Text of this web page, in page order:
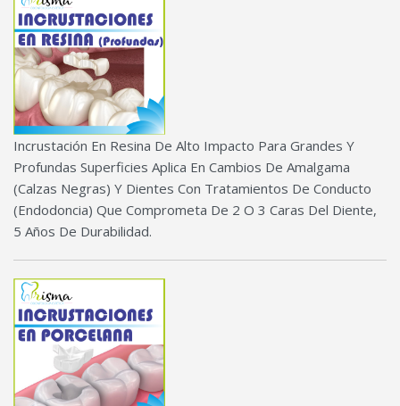
Incrustación En Resina De Alto Impacto Para Grandes Y
Profundas Superficies Aplica En Cambios De Amalgama
(Calzas Negras) Y Dientes Con Tratamientos De Conducto
(Endodoncia) Que Comprometa De 2 O 3 Caras Del Diente,
5 Años De Durabilidad.